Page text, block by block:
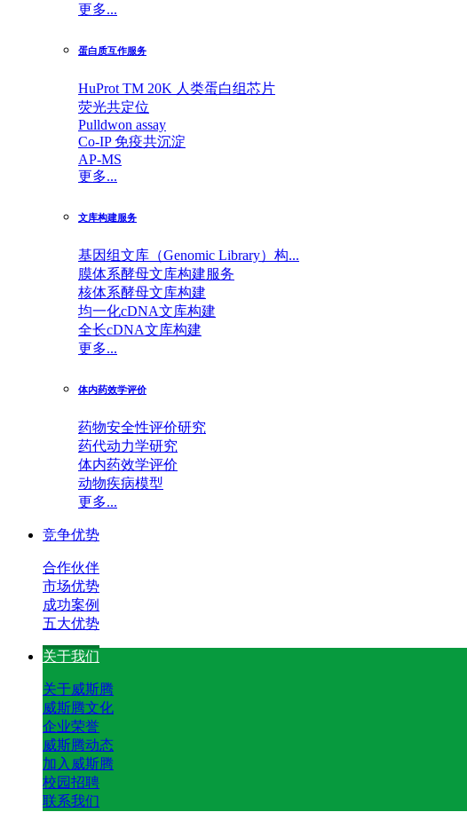
更多...
蛋白质互作服务
HuProt TM 20K 人类蛋白组芯片
荧光共定位
Pulldwon assay
Co-IP 免疫共沉淀
AP-MS
更多...
文库构建服务
基因组文库（Genomic Library）构...
膜体系酵母文库构建服务
核体系酵母文库构建
均一化cDNA文库构建
全长cDNA文库构建
更多...
体内药效学评价
药物安全性评价研究
药代动力学研究
体内药效学评价
动物疾病模型
更多...
竞争优势
合作伙伴
市场优势
成功案例
五大优势
关于我们
关于威斯腾
威斯腾文化
企业荣誉
威斯腾动态
加入威斯腾
校园招聘
联系我们